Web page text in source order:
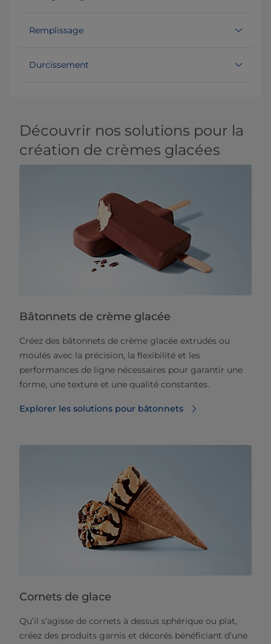
Remplissage
Durcissement
Découvrir nos solutions pour la
création de crèmes glacées
Bâtonnets de crème glacée
Créez des bâtonnets de crème glacée extrudés ou
moulés avec la précision, la flexibilité et les
performances de ligne nécessaires pour garantir une
forme, une texture et une qualité constantes.
Explorer les solutions pour bâtonnets
Cornets de glace
Qu’il s’agisse de cornets à dessus sphérique ou plat,
créez des produits garnis et décorés bénéficiant d’une